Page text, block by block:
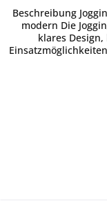
Beschreibung
modern Die
klares